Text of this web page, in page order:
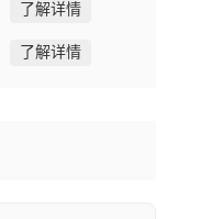
了解详情
了解详情